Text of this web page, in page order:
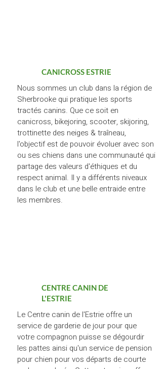
CANICROSS ESTRIE
Nous sommes un club dans la région de
Sherbrooke qui pratique les sports
tractés canins. Que ce soit en
canicross, bikejoring, scooter, skijoring,
trottinette des neiges & traîneau,
l'objectif est de pouvoir évoluer avec son
ou ses chiens dans une communauté qui
partage des valeurs d'éthiques et du
respect animal. Il y a différents niveaux
dans le club et une belle entraide entre
les membres.
CENTRE CANIN DE
L'ESTRIE
Le Centre canin de l'Estrie offre un
service de garderie de jour pour que
votre compagnon puisse se dégourdir
les pattes ainsi qu'un service de pension
pour chien pour vos départs de courte